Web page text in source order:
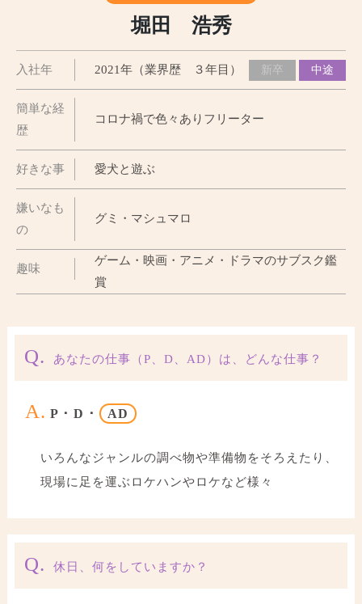
堀田 浩秀
入社年 2021年（業界歴 ３年目） 新卒 中途
簡単な経
歴
コロナ禍で色々ありフリーター
好きな事 愛犬と遊ぶ
嫌いなも
の
グミ・マシュマロ
趣味
ゲーム・映画・アニメ・ドラマのサブスク鑑
賞
Q. あなたの仕事（P、D、AD）は、どんな仕事？
A. P ･ D ･ AD
いろんなジャンルの調べ物や準備物をそろえたり、
現場に足を運ぶロケハンやロケなど様々
Q. 休日、何をしていますか？